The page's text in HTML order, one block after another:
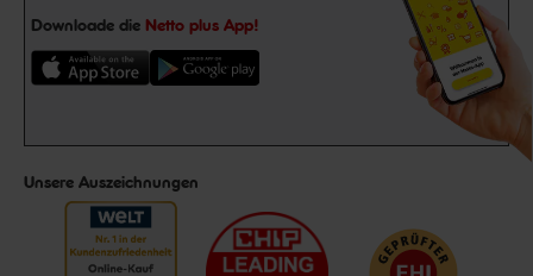
Downloade die Netto plus App!
Unsere Auszeichnungen